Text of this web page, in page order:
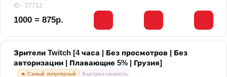
ID - 27712
1000 = 875р.
Зрители Twitch [4 часа | Без просмотров | Без
авторизации | Плавающие 5% | Грузия]
🔥 Самый популярный
Быстрая скорость